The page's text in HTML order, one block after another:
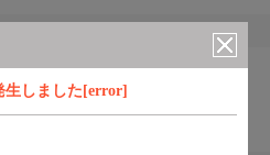
生しました[error]
組